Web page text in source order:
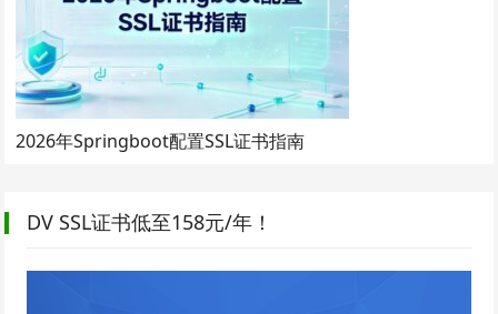
2026年Springboot配置SSL证书指南
DV SSL证书低至158元/年！